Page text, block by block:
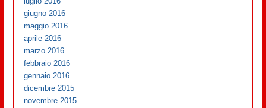
giugno 2016
maggio 2016
aprile 2016
marzo 2016
febbraio 2016
gennaio 2016
dicembre 2015
novembre 2015